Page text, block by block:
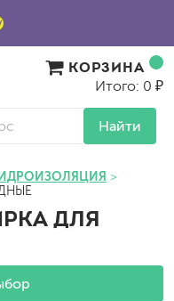
Найти
КОРЗИНА
Итого: 0 ₽
ДЛЯ